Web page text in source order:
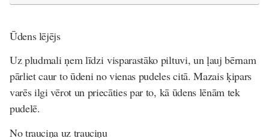
Ūdens lējējs
Uz pludmali ņem līdzi visparastāko piltuvi, un ļauj bērnam
pārliet caur to ūdeni no vienas pudeles citā. Mazais ķipars
varēs ilgi vērot un priecāties par to, kā ūdens lēnām tek
pudelē.
No trauciņa uz trauciņu